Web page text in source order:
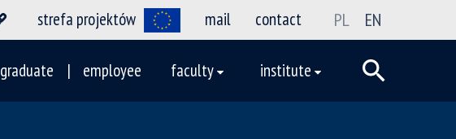
strefa projektów mail contact PL EN
graduate employee faculty institute